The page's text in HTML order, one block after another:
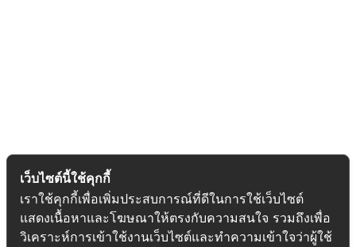
เว็บไซต์นี้ใช้คุกกี้
เราใช้คุกกี้เพื่อเพิ่มประสบการณ์ที่ดีในการใช้เว็บไซต์
แสดงเนื้อหาและโฆษณาให้ตรงกับความสนใจ รวมถึงเพื่อ
วิเคราะห์การเข้าใช้งานเว็บไซต์และทำความเข้าใจว่าผู้ใช้